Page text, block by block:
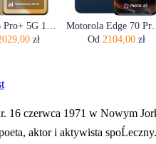
zł
Od 2104,00zł
16 czerwca 1971 w Nowym
aktor i aktywista spoĹeczny.